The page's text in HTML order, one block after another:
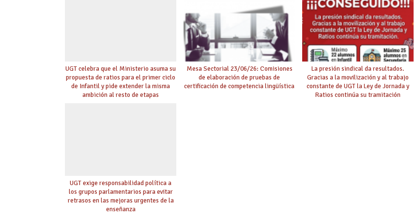
UGT celebra que el Ministerio asuma su
propuesta de ratios para el primer ciclo
de Infantil y pide extender la misma
ambición al resto de etapas
Mesa Sectorial 23/06/26: Comisiones
de elaboración de pruebas de
certificación de competencia lingüística
La presión sindical da resultados.
Gracias a la movilización y al trabajo
constante de UGT la Ley de Jornada y
Ratios continúa su tramitación
UGT exige responsabilidad política a
los grupos parlamentarios para evitar
retrasos en las mejoras urgentes de la
enseñanza